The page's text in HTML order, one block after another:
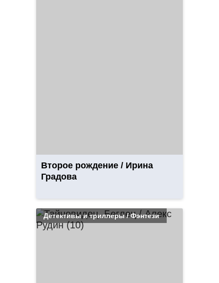
Второе рождение / Ирина
Градова
Детективы и триллеры / Фэнтези